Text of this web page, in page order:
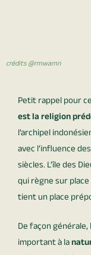
crédits @rmwamn
Petit rappel pour
est la religion
l’archipel
avec l’influence
siècles. L’île des
qui règne sur place
tient un place
De façon générale,
important à la